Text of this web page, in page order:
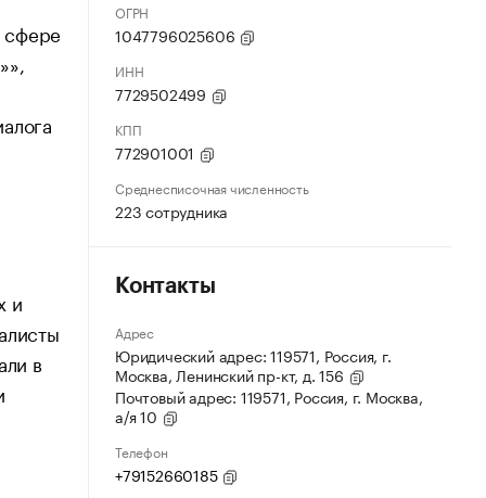
сфере
и
в
ОГРН
1047796025606
ИНН
7729502499
КПП
772901001
Среднесписочная численность
223 сотрудника
Контакты
Адрес
Юридический адрес: 119571, Россия, г.
Москва, Ленинский пр-кт, д. 156
Почтовый адрес: 119571, Россия, г. Москва,
а/я 10
Телефон
+79152660185